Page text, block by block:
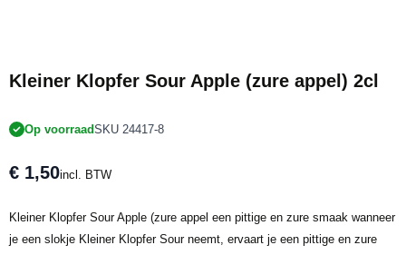
Kleiner Klopfer Sour Apple (zure appel) 2cl
Op voorraadSKU 24417-8
€ 1,50incl. BTW
Kleiner Klopfer Sour Apple (zure appel een pittige en zure smaak wanneer
je een slokje Kleiner Klopfer Sour neemt, ervaart je een pittige en zure